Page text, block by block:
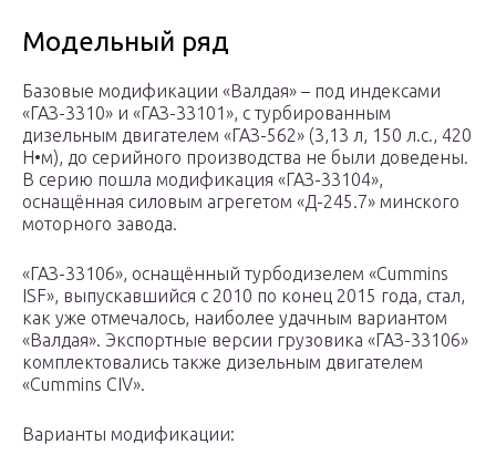
Модельный ряд
Базовые модификации «Валдая» – под индексами
«ГАЗ-3310» и «ГАЗ-33101», с турбированным
дизельным двигателем «ГАЗ-562» (3,13 л, 150 л.с., 420
Н•м), до серийного производства не были доведены.
В серию пошла модификация «ГАЗ-33104»,
оснащённая силовым агрегетом «Д-245.7» минского
моторного завода.
«ГАЗ-33106», оснащённый турбодизелем «Cummins
ISF», выпускавшийся с 2010 по конец 2015 года, стал,
как уже отмечалось, наиболее удачным вариантом
«Валдая». Экспортные версии грузовика «ГАЗ-33106»
комплектовались также дизельным двигателем
«Cummins CIV».
Варианты модификации: